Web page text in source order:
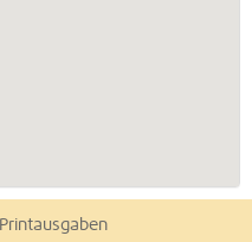
Printausgaben